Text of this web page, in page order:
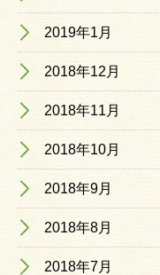
2019年1月
2018年12月
2018年11月
2018年10月
2018年9月
2018年8月
2018年7月